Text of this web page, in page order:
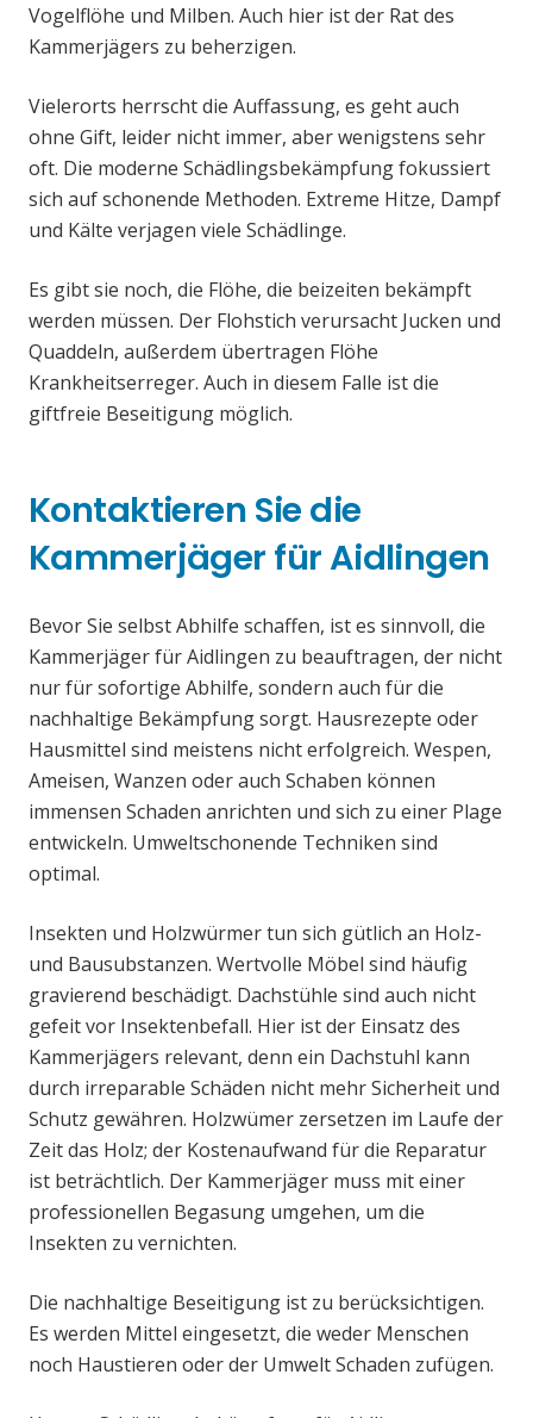
Vogelflöhe und Milben. Auch hier ist der Rat des
Kammerjägers zu beherzigen.
Vielerorts herrscht die Auffassung, es geht auch
ohne Gift, leider nicht immer, aber wenigstens sehr
oft. Die moderne Schädlingsbekämpfung fokussiert
sich auf schonende Methoden. Extreme Hitze, Dampf
und Kälte verjagen viele Schädlinge.
Es gibt sie noch, die Flöhe, die beizeiten bekämpft
werden müssen. Der Flohstich verursacht Jucken und
Quaddeln, außerdem übertragen Flöhe
Krankheitserreger. Auch in diesem Falle ist die
giftfreie Beseitigung möglich.
Kontaktieren Sie die
Kammerjäger für Aidlingen
Bevor Sie selbst Abhilfe schaffen, ist es sinnvoll, die
Kammerjäger für Aidlingen zu beauftragen, der nicht
nur für sofortige Abhilfe, sondern auch für die
nachhaltige Bekämpfung sorgt. Hausrezepte oder
Hausmittel sind meistens nicht erfolgreich. Wespen,
Ameisen, Wanzen oder auch Schaben können
immensen Schaden anrichten und sich zu einer Plage
entwickeln. Umweltschonende Techniken sind
optimal.
Insekten und Holzwürmer tun sich gütlich an Holz-
und Bausubstanzen. Wertvolle Möbel sind häufig
gravierend beschädigt. Dachstühle sind auch nicht
gefeit vor Insektenbefall. Hier ist der Einsatz des
Kammerjägers relevant, denn ein Dachstuhl kann
durch irreparable Schäden nicht mehr Sicherheit und
Schutz gewähren. Holzwümer zersetzen im Laufe der
Zeit das Holz; der Kostenaufwand für die Reparatur
ist beträchtlich. Der Kammerjäger muss mit einer
professionellen Begasung umgehen, um die
Insekten zu vernichten.
Die nachhaltige Beseitigung ist zu berücksichtigen.
Es werden Mittel eingesetzt, die weder Menschen
noch Haustieren oder der Umwelt Schaden zufügen.